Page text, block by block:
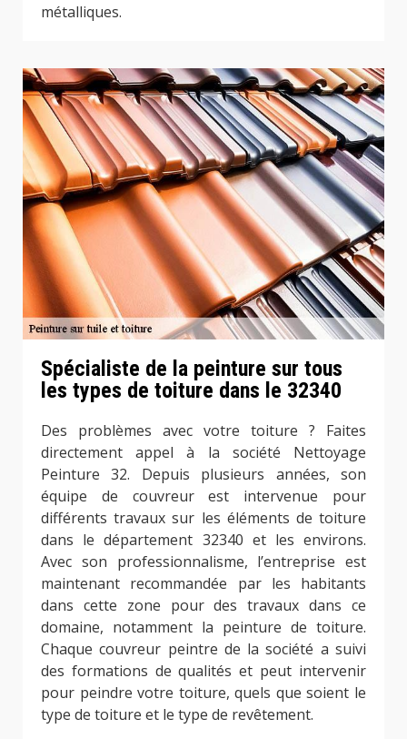
métalliques.
Spécialiste de la peinture sur tous
les types de toiture dans le 32340
Des problèmes avec votre toiture ? Faites
directement appel à la société Nettoyage
Peinture 32. Depuis plusieurs années, son
équipe de couvreur est intervenue pour
différents travaux sur les éléments de toiture
dans le département 32340 et les environs.
Avec son professionnalisme, l’entreprise est
maintenant recommandée par les habitants
dans cette zone pour des travaux dans ce
domaine, notamment la peinture de toiture.
Chaque couvreur peintre de la société a suivi
des formations de qualités et peut intervenir
pour peindre votre toiture, quels que soient le
type de toiture et le type de revêtement.